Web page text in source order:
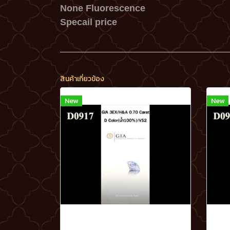
None Fluorescence
Specail price
สินค้าเกี่ยวข้อง
New New